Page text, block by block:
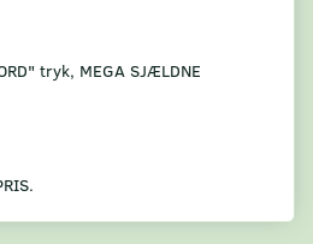
tryk, MEGA SJÆLDNE